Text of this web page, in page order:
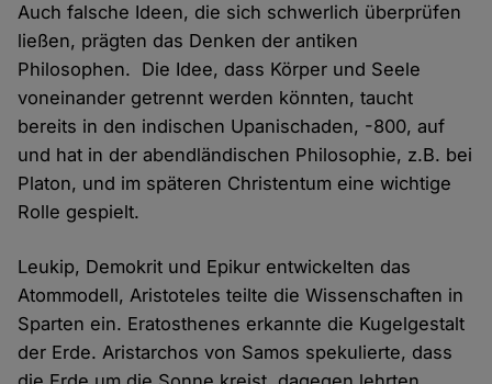
Auch falsche Ideen, die sich schwerlich überprüfen
ließen, prägten das Denken der antiken
Philosophen. Die Idee, dass Körper und Seele
voneinander getrennt werden könnten, taucht
bereits in den indischen Upanischaden, -800, auf
und hat in der abendländischen Philosophie, z.B. bei
Platon, und im späteren Christentum eine wichtige
Rolle gespielt.
Leukip, Demokrit und Epikur entwickelten das
Atommodell, Aristoteles teilte die Wissenschaften in
Sparten ein. Eratosthenes erkannte die Kugelgestalt
der Erde. Aristarchos von Samos spekulierte, dass